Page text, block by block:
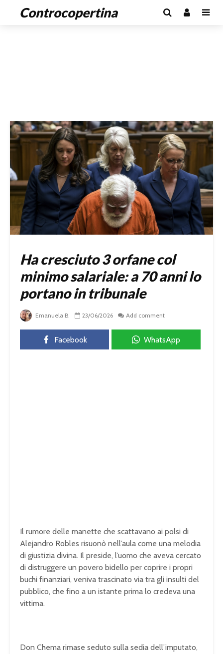
Controcopertina
Ha cresciuto 3 orfane col
minimo salariale: a 70 anni lo
portano in tribunale
Emanuela B. 23/06/2026 Add comment
Facebook WhatsApp
Il rumore delle manette che scattavano ai polsi di
Alejandro Robles risuonò nell’aula come una melodia
di giustizia divina. Il preside, l’uomo che aveva cercato
di distruggere un povero bidello per coprire i propri
buchi finanziari, veniva trascinato via tra gli insulti del
pubblico, che fino a un istante prima lo credeva una
vittima.
Don Chema rimase seduto sulla sedia dell’imputato,